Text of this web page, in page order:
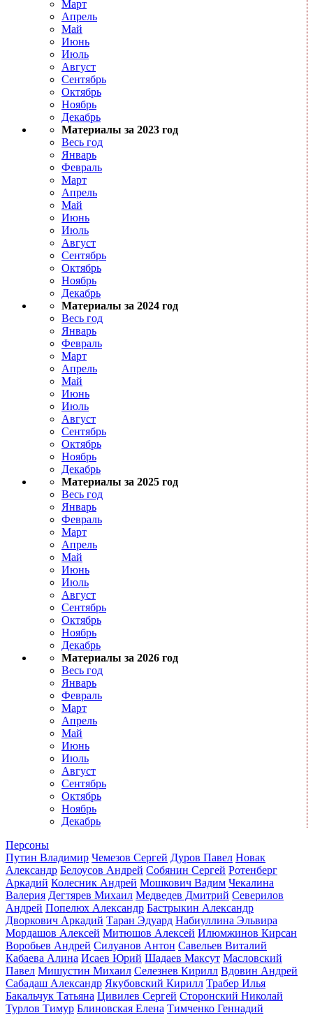
Март
Апрель
Май
Июнь
Июль
Август
Сентябрь
Октябрь
Ноябрь
Декабрь
Материалы за 2023 год
Весь год
Январь
Февраль
Март
Апрель
Май
Июнь
Июль
Август
Сентябрь
Октябрь
Ноябрь
Декабрь
Материалы за 2024 год
Весь год
Январь
Февраль
Март
Апрель
Май
Июнь
Июль
Август
Сентябрь
Октябрь
Ноябрь
Декабрь
Материалы за 2025 год
Весь год
Январь
Февраль
Март
Апрель
Май
Июнь
Июль
Август
Сентябрь
Октябрь
Ноябрь
Декабрь
Материалы за 2026 год
Весь год
Январь
Февраль
Март
Апрель
Май
Июнь
Июль
Август
Сентябрь
Октябрь
Ноябрь
Декабрь
Персоны
Путин Владимир Чемезов Сергей Дуров Павел Новак
Александр Белоусов Андрей Собянин Сергей Ротенберг
Аркадий Колесник Андрей Мошкович Вадим Чекалина
Валерия Дегтярев Михаил Медведев Дмитрий Северилов
Андрей Попелюх Александр Бастрыкин Александр
Дворкович Аркадий Таран Эдуард Набиуллина Эльвира
Мордашов Алексей Митюшов Алексей Илюмжинов Кирсан
Воробьев Андрей Силуанов Антон Савельев Виталий
Кабаева Алина Исаев Юрий Шадаев Максут Масловский
Павел Мишустин Михаил Селезнев Кирилл Вдовин Андрей
Сабадаш Александр Якубовский Кирилл Трабер Илья
Бакальчук Татьяна Цивилев Сергей Сторонский Николай
Турлов Тимур Блиновская Елена Тимченко Геннадий